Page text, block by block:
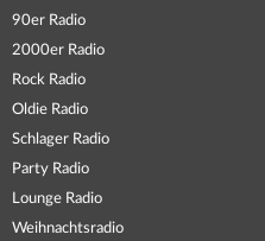
90er Radio
2000er Radio
Rock Radio
Oldie Radio
Schlager Radio
Party Radio
Lounge Radio
Weihnachtsradio